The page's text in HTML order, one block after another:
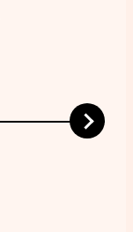
Prochains